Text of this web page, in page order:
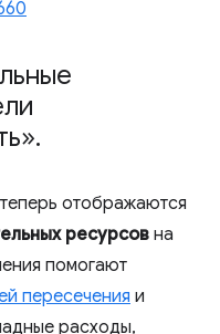
.
отображаются
ресурсов на
помогают
пересечения и
расходы,